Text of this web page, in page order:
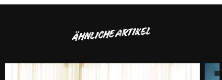
ÄHNLICHE ARTIKEL